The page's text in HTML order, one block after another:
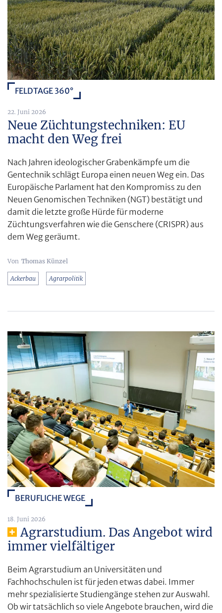
FELDTAGE 360°
22. Juni 2026
Neue Züchtungstechniken: EU
macht den Weg frei
Nach Jahren ideologischer Grabenkämpfe um die
Gentechnik schlägt Europa einen neuen Weg ein. Das
Europäische Parlament hat den Kompromiss zu den
Neuen Genomischen Techniken (NGT) bestätigt und
damit die letzte große Hürde für moderne
Züchtungsverfahren wie die Genschere (CRISPR) aus
dem Weg geräumt.
Thomas Künzel
Ackerbau Agrarpolitik
BERUFLICHE WEGE
18. Juni 2026
Agrarstudium. Das Angebot wird
immer vielfältiger
Beim Agrarstudium an Universitäten und
Fachhochschulen ist für jeden etwas dabei. Immer
mehr spezialisierte Studiengänge stehen zur Auswahl.
Ob wir tatsächlich so viele Angebote brauchen, wird die